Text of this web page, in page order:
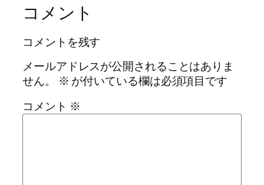
コメント
コメントを残す
メールアドレスが公開されることはありま
せん。
※ が付いている欄は必須項目です
コメント ※